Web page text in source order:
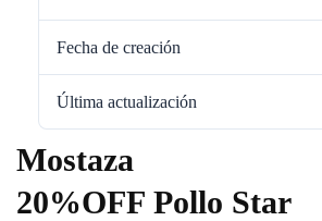
Fecha de creación
Última actualización
Mostaza
20%OFF Pollo Star